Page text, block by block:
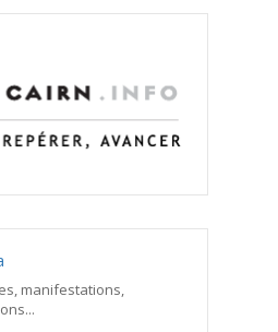
manifestations,